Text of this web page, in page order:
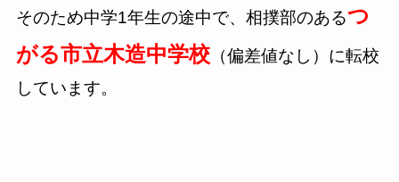
そのため中学1年生の途中で、相撲部のあるつ
がる市立木造中学校（偏差値なし）に転校
しています。